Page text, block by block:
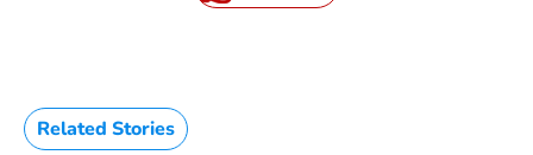
Related Stories